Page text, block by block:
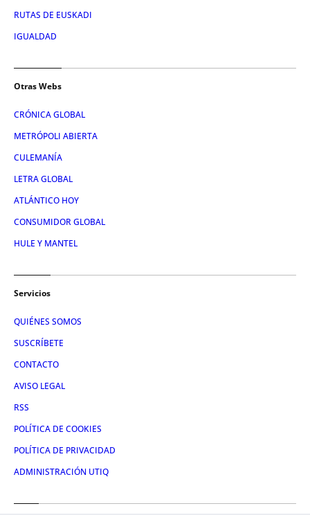
RUTAS DE EUSKADI
IGUALDAD
Otras Webs
CRÓNICA GLOBAL
METRÓPOLI ABIERTA
CULEMANÍA
LETRA GLOBAL
ATLÁNTICO HOY
CONSUMIDOR GLOBAL
HULE Y MANTEL
Servicios
QUIÉNES SOMOS
SUSCRÍBETE
CONTACTO
AVISO LEGAL
RSS
POLÍTICA DE COOKIES
POLÍTICA DE PRIVACIDAD
ADMINISTRACIÓN UTIQ